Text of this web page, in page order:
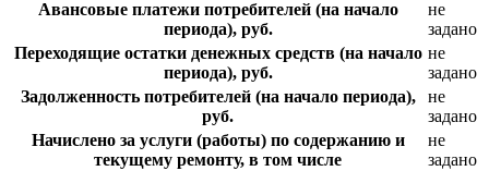
Авансовые платежи потребителей (на начало
периода), руб.
не
задано
Переходящие остатки денежных средств (на начало
периода), руб.
не
задано
Задолженность потребителей (на начало периода),
руб.
не
задано
Начислено за услуги (работы) по содержанию и
текущему ремонту, в том числе
не
задано